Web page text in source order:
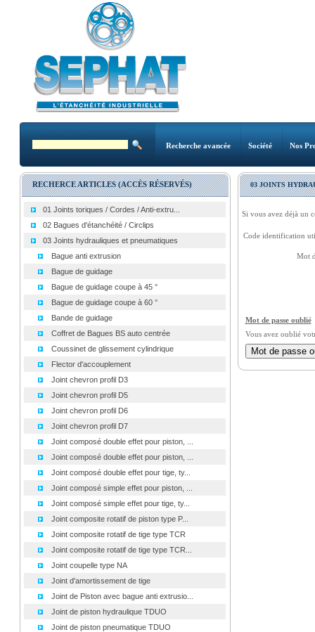
Recherche avancée Société Nos
RECHERCE ARTICLES (ACCÈS RÉSERVÉS)
01 Joints toriques / Cordes / Anti-extru...
02 Bagues d'étanchéité / Circlips
03 Joints hydrauliques et pneumatiques
Bague anti extrusion
Bague de guidage
Bague de guidage coupe à 45 °
Bague de guidage coupe à 60 °
Bande de guidage
Coffret de Bagues BS auto centrée
Coussinet de glissement cylindrique
Flector d'accouplement
Joint chevron profil D3
Joint chevron profil D5
Joint chevron profil D6
Joint chevron profil D7
Joint composé double effet pour piston, ...
Joint composé double effet pour piston, ...
Joint composé double effet pour tige, ty...
Joint composé simple effet pour piston, ...
Joint composé simple effet pour tige, ty...
Joint composite rotatif de piston type P...
Joint composite rotatif de tige type TCR
Joint composite rotatif de tige type TCR...
Joint coupelle type NA
Joint d'amortissement de tige
Joint de Piston avec bague anti extrusio...
Joint de piston hydraulique TDUO
Joint de piston pneumatique TDUO
03 JOINTS
Si vous avez déjà un
Code identification
Mot
Mot de passe oublié
Vous avez oublié